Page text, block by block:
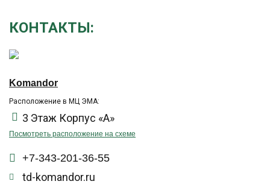
КОНТАКТЫ:
Komandor
Расположение в МЦ ЭМА:
3 Этаж Корпус «А»
Посмотреть расположение на схеме
+7-343-201-36-55
td-komandor.ru